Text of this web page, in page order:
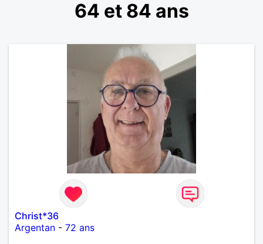
64 et 84 ans
Christ*36
Argentan - 72 ans